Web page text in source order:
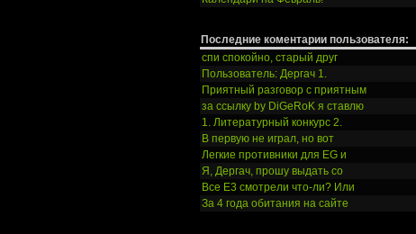
Последние коментарии пользователя:
спи спокойно, старый друг
Пользователь: Дергач 1.
Приятный разговор с приятным
за ссылку by DiGeRoK я ставлю
1. Литературный конкурс 2.
В первую не играл, но вот
Легкие противники для EG и
Я, Дергач, прошу выдать со
Все Е3 смотрели что-ли? Или
За 4 года обитания на сайте